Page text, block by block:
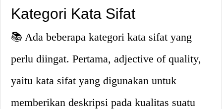
Kategori Kata Sifat
📚 Ada beberapa kategori kata sifat yang
perlu diingat. Pertama, adjective of quality,
yaitu kata sifat yang digunakan untuk
memberikan deskripsi pada kualitas suatu